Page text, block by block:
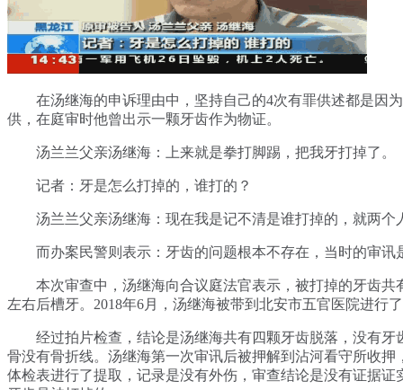
在汤继海的申诉理由中，坚持自己的4次有罪供述都是因
供，在庭审时他曾出示一颗牙齿作为物证。
汤兰兰父亲汤继海：上来就是拳打脚踢，把我牙打掉了。
记者：牙是怎么打掉的，谁打的？
汤兰兰父亲汤继海：现在我是记不清是谁打掉的，就两个
而办案民警则表示：牙齿的问题根本不存在，当时的审讯
本次审查中，汤继海向合议庭法官表示，被打掉的牙齿共
左右后槽牙。2018年6月，汤继海被带到北安市五官医院进行
经过拍片检查，结论是汤继海共有四颗牙齿脱落，没有牙
骨没有骨折线。汤继海第一次审讯后被押解到沾河看守所收押
体检表进行了提取，记录是没有外伤，审查结论是没有证据证